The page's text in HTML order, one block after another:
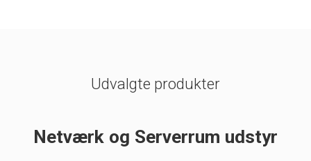
Udvalgte produkter
Netværk og Serverrum udstyr